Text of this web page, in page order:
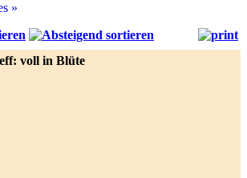
»
voll in Blüte